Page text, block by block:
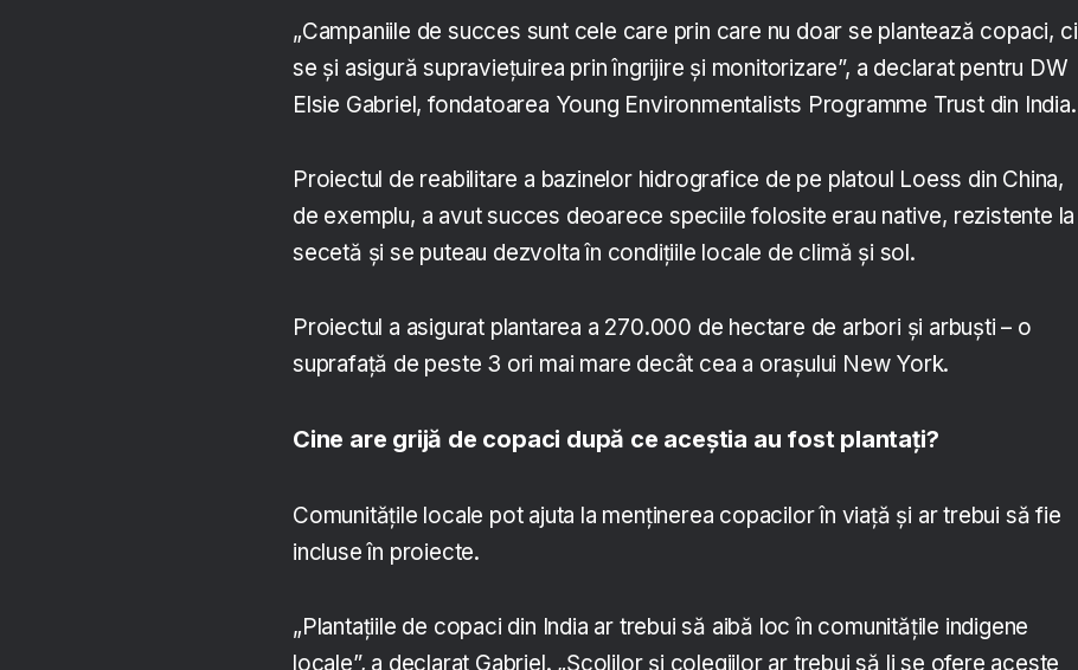
„Campaniile de succes sunt cele care prin care nu doar se plantează copaci, ci
se și asigură supraviețuirea prin îngrijire și monitorizare”, a declarat pentru DW
Elsie Gabriel, fondatoarea Young Environmentalists Programme Trust din India.
Proiectul de reabilitare a bazinelor hidrografice de pe platoul Loess din China,
de exemplu, a avut succes deoarece speciile folosite erau native, rezistente la
secetă și se puteau dezvolta în condițiile locale de climă și sol.
Proiectul a asigurat plantarea a 270.000 de hectare de arbori și arbuști – o
suprafață de peste 3 ori mai mare decât cea a orașului New York.
Cine are grijă de copaci după ce aceștia au fost plantați?
Comunitățile locale pot ajuta la menținerea copacilor în viață și ar trebui să fie
incluse în proiecte.
„Plantațiile de copaci din India ar trebui să aibă loc în comunitățile indigene
locale”, a declarat Gabriel. „Școlilor și colegiilor ar trebui să li se ofere aceste